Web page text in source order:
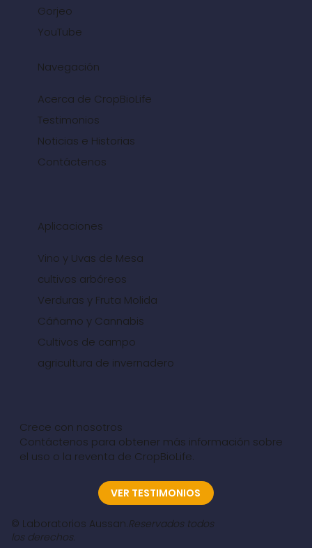
Gorjeo
YouTube
Navegación
Acerca de CropBioLife
Testimonios
Noticias e Historias
Contáctenos
Aplicaciones
Vino y Uvas de Mesa
cultivos arbóreos
Verduras y Fruta Molida
Cáñamo y Cannabis
Cultivos de campo
agricultura de invernadero
Crece con nosotros
Contáctenos para obtener más información sobre
el uso o la reventa de CropBioLife.
VER TESTIMONIOS
© Laboratorios Aussan.Reservados todos
los derechos.